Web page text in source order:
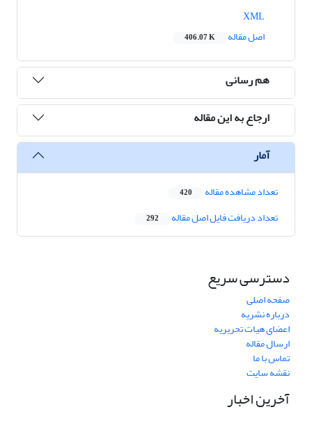
اصل مقاله
406.07 K
هم رسانی
ارجاع به این مقاله
آمار
تعداد مشاهده مقاله 420
تعداد دریافت فایل اصل مقاله 292
دسترسی سریع
صفحه اصلی
درباره نشریه
اعضای هیات تحریریه
ارسال مقاله
تماس با ما
نقشه سایت
آخرین اخبار